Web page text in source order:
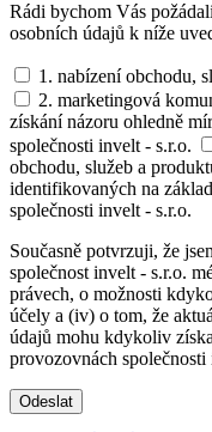
Rádi bychom Vás
osobních údajů k níže
1. nabízení obchodu,
2. marketingová
získání názoru ohledně
společnosti invelt - s.r.o.
obchodu, služeb a
identifikovaných na
společnosti invelt - s.r.o.
Současně potvrzuji, že
společnost invelt - s.r.o.
právech, o možnosti
účely a (iv) o tom, že
údajů mohu kdykoliv
provozovnách společnosti
Odeslat